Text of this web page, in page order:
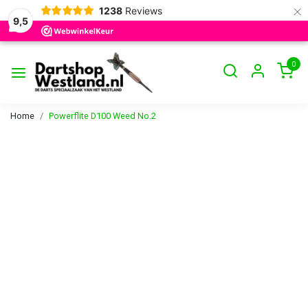
9,5
1238 Reviews ×
0
Home Powerflite D100 Weed No.2